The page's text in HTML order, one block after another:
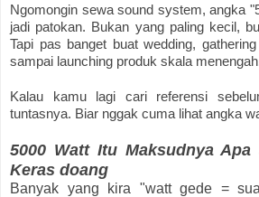
Ngomongin sewa sound system, angka
jadi patokan. Bukan yang paling kecil,
Tapi pas banget buat wedding,
sampai launching produk skala
Kalau kamu lagi cari referensi
tuntasnya. Biar nggak cuma lihat angka
5000 Watt Itu Maksudnya
Keras doang
Banyak yang kira "watt gede =